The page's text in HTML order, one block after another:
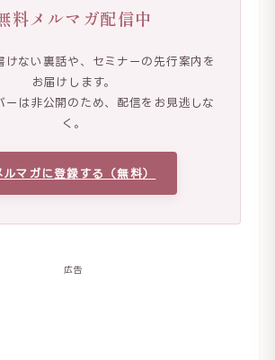
料メルマガ配信中
けない裏話や、セミナーの先行案内を
お届けします。
ーは非公開のため、配信をお見逃しな
く。
ルマガに登録する（無料）
広告